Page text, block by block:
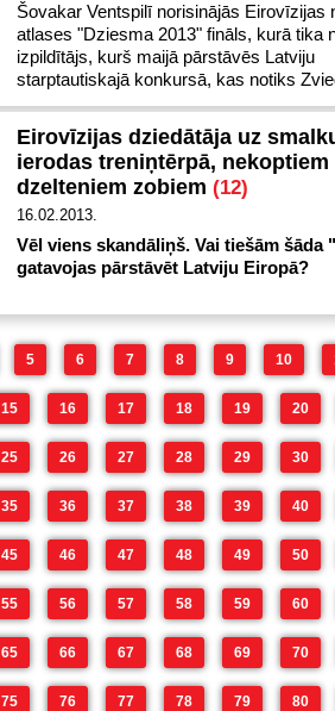
Šovakar Ventspilī norisinājās Eirovīzijas
atlases "Dziesma 2013" fināls, kurā tika
izpildītājs, kurš maijā pārstāvēs Latviju
starptautiskajā konkursā, kas notiks
Eirovīzijas dziedātāja uz
ierodas treniņtērpā, nekoptiem
dzelteniem zobiem (12)
16.02.2013.
Vēl viens skandāliņš. Vai tiešām šāda
gatavojas pārstāvēt Latviju Eiropā?
5 6 7 8 9 10
15 16 17 18 19 20
25 26 27 28 29 30
35 36 37 38 39 40
45 46 47 48 49 50
55 56 57 58 59 60
65 66 67 68 69 70
75 76 77 78 79 80